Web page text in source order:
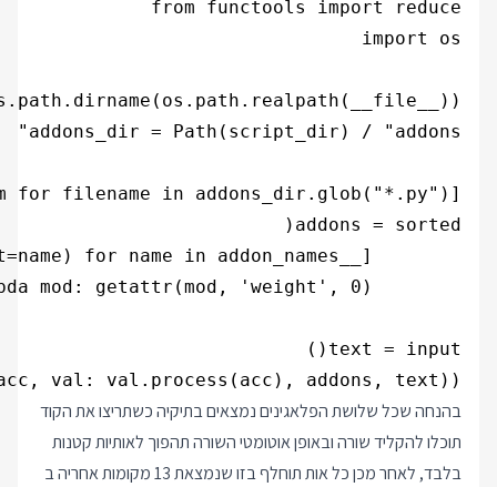
val: val.process(acc), addons, text))
בהנחה שכל שלושת הפלאגינים נמצאים בתיקיה כשתריצו את הקוד
תוכלו להקליד שורה ובאופן אוטומטי השורה תהפוך לאותיות קטנות
בלבד, לאחר מכן כל אות תוחלף בזו שנמצאת 13 מקומות אחריה ב